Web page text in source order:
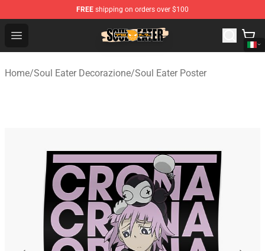
FREE shipping on orders over $100
Open menu
Soul Eater Store - Official Soul Eater Merchandise Shop
Home/Soul Eater Decorazione/Soul Eater Poster